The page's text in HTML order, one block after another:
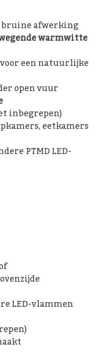
bruine afwerking
warmwitte
een natuurlijke
open vuur
inbegrepen)
eetkamers
PTMD LED-
LED-vlammen